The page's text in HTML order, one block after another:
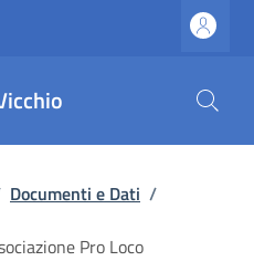
Documenti e Dati /
Pro Loco